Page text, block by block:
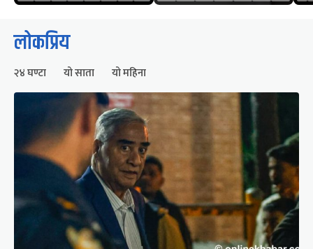
लोकप्रिय
२४ घण्टा यो साता यो महिना